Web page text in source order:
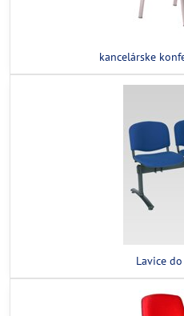
kancelárske
Lavice